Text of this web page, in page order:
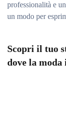
professionalità e
un modo per
Scopri il tuo
dove la